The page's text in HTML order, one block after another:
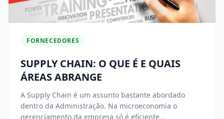
FORNECEDORES
SUPPLY CHAIN: O QUE É E QUAIS
ÁREAS ABRANGE
A Supply Chain é um assunto bastante abordado
dentro da Administração. Na microeconomia o
gerenciamento da empresa só é eficiente...